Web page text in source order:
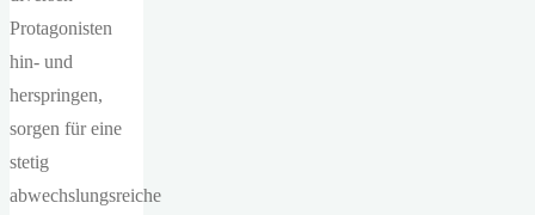
Protagonisten
hin- und
herspringen,
sorgen für eine
stetig
abwechslungsreiche